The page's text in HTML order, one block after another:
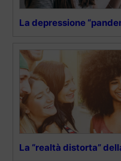
La depressione
La “realtà distorta”